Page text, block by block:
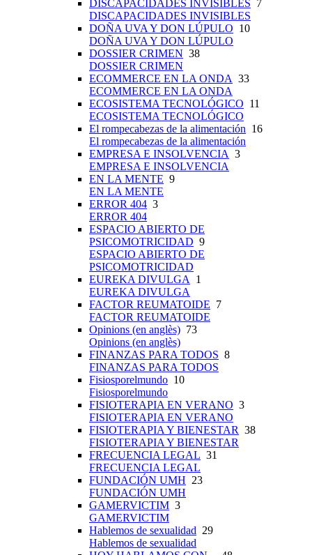
DISCAPACIDADES INVISIBLES 7
DISCAPACIDADES INVISIBLES
DOÑA UVA Y DON LÚPULO 10
DOÑA UVA Y DON LÚPULO
DOSSIER CRIMEN 38
DOSSIER CRIMEN
ECOMMERCE EN LA ONDA 33
ECOMMERCE EN LA ONDA
ECOSISTEMA TECNOLÓGICO 11
ECOSISTEMA TECNOLÓGICO
El rompecabezas de la alimentación 16
El rompecabezas de la alimentación
EMPRESA E INSOLVENCIA 3
EMPRESA E INSOLVENCIA
EN LA MENTE 9
EN LA MENTE
ERROR 404 3
ERROR 404
ESPACIO ABIERTO DE
PSICOMOTRICIDAD 9
ESPACIO ABIERTO DE
PSICOMOTRICIDAD
EUREKA DIVULGA 1
EUREKA DIVULGA
FACTOR REUMATOIDE 7
FACTOR REUMATOIDE
Opinions (en anglès) 73
Opinions (en anglès)
FINANZAS PARA TODOS 8
FINANZAS PARA TODOS
Fisiosporelmundo 10
Fisiosporelmundo
FISIOTERAPIA EN VERANO 3
FISIOTERAPIA EN VERANO
FISIOTERAPIA Y BIENESTAR 38
FISIOTERAPIA Y BIENESTAR
FRECUENCIA LEGAL 31
FRECUENCIA LEGAL
FUNDACIÓN UMH 23
FUNDACIÓN UMH
GAMERVICTIM 3
GAMERVICTIM
Hablemos de sexualidad 29
Hablemos de sexualidad